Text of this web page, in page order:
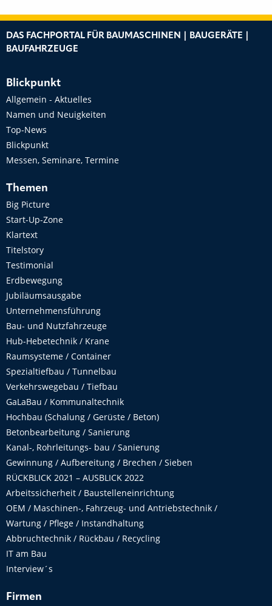
DAS FACHPORTAL FÜR BAUMASCHINEN | BAUGERÄTE |
BAUFAHRZEUGE
Blickpunkt
Allgemein - Aktuelles
Namen und Neuigkeiten
Top-News
Blickpunkt
Messen, Seminare, Termine
Themen
Big Picture
Start-Up-Zone
Klartext
Titelstory
Testimonial
Erdbewegung
Jubiläumsausgabe
Unternehmensführung
Bau- und Nutzfahrzeuge
Hub-Hebetechnik / Krane
Raumsysteme / Container
Spezialtiefbau / Tunnelbau
Verkehrswegebau / Tiefbau
GaLaBau / Kommunaltechnik
Hochbau (Schalung / Gerüste / Beton)
Betonbearbeitung / Sanierung
Kanal-, Rohrleitungs- bau / Sanierung
Gewinnung / Aufbereitung / Brechen / Sieben
RÜCKBLICK 2021 – AUSBLICK 2022
Arbeitssicherheit / Baustelleneinrichtung
OEM / Maschinen-, Fahrzeug- und Antriebstechnik /
Wartung / Pflege / Instandhaltung
Abbruchtechnik / Rückbau / Recycling
IT am Bau
Interview´s
Firmen